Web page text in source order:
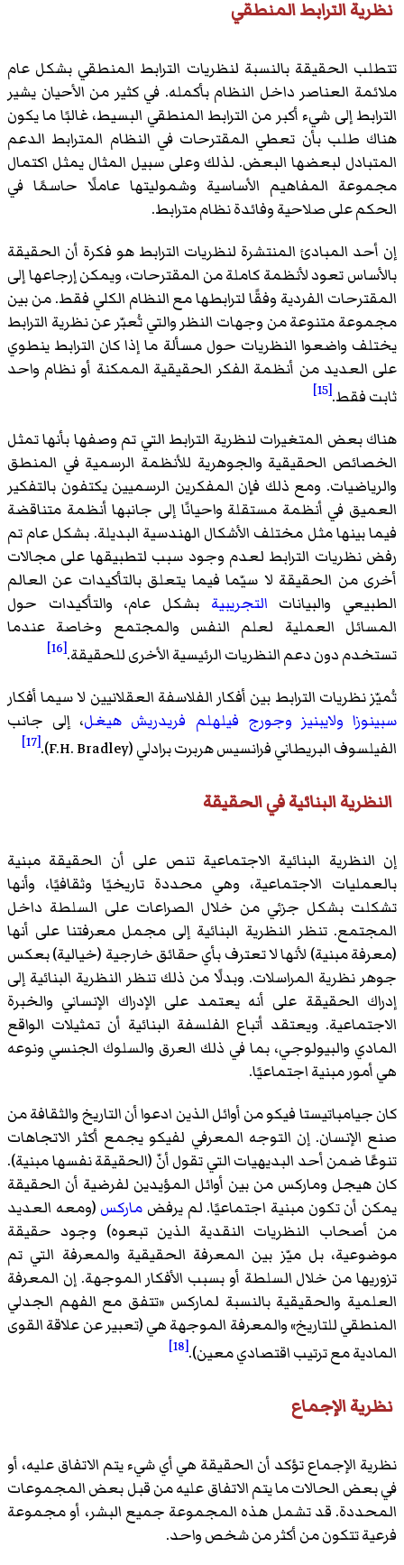
نظرية الترابط المنطقي
تتطلب الحقيقة بالنسبة لنظريات الترابط المنطقي بشكل عام
ملائمة العناصر داخل النظام بأكمله. في كثير من الأحيان يشير
الترابط إلى شيء أكبر من الترابط المنطقي البسيط، غالبًا ما يكون
هناك طلب بأن تعطي المقترحات في النظام المترابط الدعم
المتبادل لبعضها البعض. لذلك وعلى سبيل المثال يمثل اكتمال
مجموعة المفاهيم الأساسية وشموليتها عاملًا حاسمًا في
الحكم على صلاحية وفائدة نظام مترابط.
إن أحد المبادئ المنتشرة لنظريات الترابط هو فكرة أن الحقيقة
بالأساس تعود لأنظمة كاملة من المقترحات، ويمكن إرجاعها إلى
المقترحات الفردية وفقًا لترابطها مع النظام الكلي فقط. من بين
مجموعة متنوعة من وجهات النظر والتي تُعبّر عن نظرية الترابط
يختلف واضعوا النظريات حول مسألة ما إذا كان الترابط ينطوي
على العديد من أنظمة الفكر الحقيقية الممكنة أو نظام واحد
ثابت فقط.[15]
هناك بعض المتغيرات لنظرية الترابط التي تم وصفها بأنها تمثل
الخصائص الحقيقية والجوهرية للأنظمة الرسمية في المنطق
والرياضيات. ومع ذلك فإن المفكرين الرسميين يكتفون بالتفكير
العميق في أنظمة مستقلة واحيانًا إلى جانبها أنظمة متناقضة
فيما بينها مثل مختلف الأشكال الهندسية البديلة. بشكل عام تم
رفض نظريات الترابط لعدم وجود سبب لتطبيقها على مجالات
أخرى من الحقيقة لا سيّما فيما يتعلق بالتأكيدات عن العالم
الطبيعي والبيانات التجريبية بشكل عام، والتأكيدات حول
المسائل العملية لعلم النفس والمجتمع وخاصة عندما
تستخدم دون دعم النظريات الرئيسية الأخرى للحقيقة.[16]
تُميّز نظريات الترابط بين أفكار الفلاسفة العقلانيين لا سيما أفكار
سبينوزا ولايبنيز وجورج فيلهلم فريدريش هيغل، إلى جانب
الفيلسوف البريطاني فرانسيس هربرت برادلي (F.H. Bradley).
[17]
النظرية البنائية في الحقيقة
إن النظرية البنائية الاجتماعية تنص على أن الحقيقة مبنية
بالعمليات الاجتماعية، وهي محددة تاريخيًا وثقافيًا، وأنها
تشكلت بشكل جزئي من خلال الصراعات على السلطة داخل
المجتمع. تنظر النظرية البنائية إلى مجمل معرفتنا على أنها
(معرفة مبنية) لأنها لا تعترف بأي حقائق خارجية (خيالية) بعكس
جوهر نظرية المراسلات. وبدلًا من ذلك تنظر النظرية البنائية إلى
إدراك الحقيقة على أنه يعتمد على الإدراك الإنساني والخبرة
الاجتماعية. ويعتقد أتباع الفلسفة البنائية أن تمثيلات الواقع
المادي والبيولوجي، بما في ذلك العرق والسلوك الجنسي ونوعه
هي أمور مبنية اجتماعيًا.
كان جيامباتيستا فيكو من أوائل الذين ادعوا أن التاريخ والثقافة من
صنع الإنسان. إن التوجه المعرفي لفيكو يجمع أكثر الاتجاهات
تنوعًا ضمن أحد البديهيات التي تقول أنّ (الحقيقة نفسها مبنية).
كان هيجل وماركس من بين أوائل المؤيدين لفرضية أن الحقيقة
يمكن أن تكون مبنية اجتماعيًا. لم يرفض ماركس (ومعه العديد
من أصحاب النظريات النقدية الذين تبعوه) وجود حقيقة
موضوعية، بل ميّز بين المعرفة الحقيقية والمعرفة التي تم
تزوريها من خلال السلطة أو بسبب الأفكار الموجهة. إن المعرفة
العلمية والحقيقية بالنسبة لماركس «تتفق مع الفهم الجدلي
المنطقي للتاريخ» والمعرفة الموجهة هي (تعبير عن علاقة القوى
المادية مع ترتيب اقتصادي معين).[18]
نظرية الإجماع
نظرية الإجماع تؤكد أن الحقيقة هي أي شيء يتم الاتفاق عليه، أو
في بعض الحالات ما يتم الاتفاق عليه من قبل بعض المجموعات
المحددة. قد تشمل هذه المجموعة جميع البشر، أو مجموعة
فرعية تتكون من أكثر من شخص واحد.